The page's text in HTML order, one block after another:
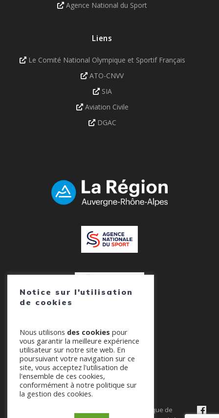
Agence National du Sport
Liens
Le Comité National Olympique et Sportif Français
ATO-CNVV
SIA
Aviation Civile
DGAC
© 2026 AURA-PLANEUR. Tout droits réservés.
Politique de
Notice sur l'utilisation
de cookies
Nous utilisons des cookies pour
vous garantir la meilleure expérience
utilisateur sur notre site web. En
poursuivant votre navigation sur ce
site, vous acceptez l'utilisation de
l'ensemble de ces cookies,
conformément à notre politique sur
la gestion des cookies.